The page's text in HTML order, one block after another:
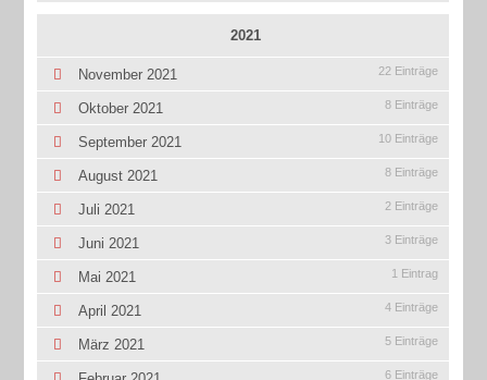
2021
November 2021 22 Einträge
Oktober 2021 8 Einträge
September 2021 10 Einträge
August 2021 8 Einträge
Juli 2021 2 Einträge
Juni 2021 3 Einträge
Mai 2021 1 Eintrag
April 2021 4 Einträge
März 2021 5 Einträge
6 Einträge